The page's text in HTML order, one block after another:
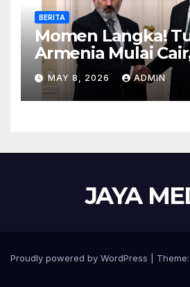
BERITA
Momen Langka!
Armenia Mulai
Perbatasan Siap
MAY 8, 2026 ADMIN
JAYA
Proudly powered by WordPress